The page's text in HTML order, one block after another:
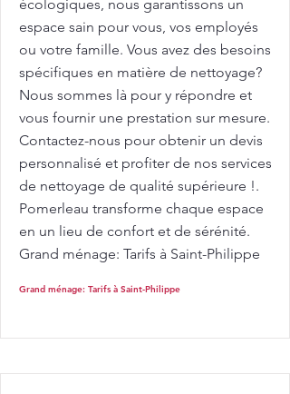
écologiques, nous garantissons un
espace sain pour vous, vos employés
ou votre famille. Vous avez des besoins
spécifiques en matière de nettoyage?
Nous sommes là pour y répondre et
vous fournir une prestation sur mesure.
Contactez-nous pour obtenir un devis
personnalisé et profiter de nos services
de nettoyage de qualité supérieure !.
Pomerleau transforme chaque espace
en un lieu de confort et de sérénité.
Grand ménage: Tarifs à Saint-Philippe
Grand ménage: Tarifs à Saint-Philippe